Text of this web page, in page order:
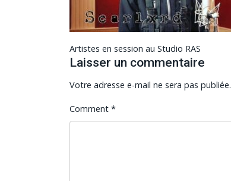
Navigation
de
l’article
Artistes en session au Studio RAS
Laisser un commentaire
Votre adresse e-mail ne sera pas publiée.
Comment *